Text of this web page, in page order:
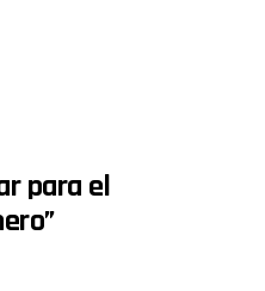
para el